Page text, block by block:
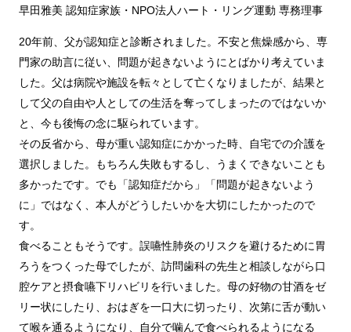
早田雅美 認知症家族・NPO法人ハート・リング運動 専務理事
20年前、父が認知症と診断されました。不安と焦燥感から、専
門家の助言に従い、問題が起きないようにとばかり考えていま
した。父は病院や施設を転々として亡くなりましたが、結果と
して父の自由や人としての生活を奪ってしまったのではないか
と、今も後悔の念に駆られています。
その反省から、母が重い認知症にかかった時、自宅での介護を
選択しました。もちろん失敗もするし、うまくできないことも
多かったです。でも「認知症だから」「問題が起きないよう
に」ではなく、本人がどうしたいかを大切にしたかったので
す。
食べることもそうです。誤嚥性肺炎のリスクを避けるために胃
ろうをつくった母でしたが、訪問歯科の先生と相談しながら口
腔ケアと摂食嚥下リハビリを行いました。母の好物の甘酒をゼ
リー状にしたり、おはぎを一口大に切ったり、次第に舌が動い
て喉を通るようになり、自分で噛んで食べられるようになる